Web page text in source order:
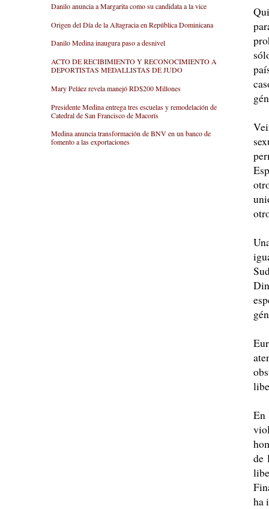
En
de
ha
Danilo anuncia a Margarita como su candidata a la vice
Origen del Día de la Altagracia en República Dominicana
Danilo Medina inaugura paso a desnivel
ACTO DE RECIBIMIENTO Y RECONOCIMIENTO A
DEPORTISTAS MEDALLISTAS DE JUDO
Mary Peláez revela manejó RD$200 Millones
Presidente Medina entrega tres escuelas y remodelación de
Catedral de San Francisco de Macorís
Medina anuncia transformación de BNV en un banco de
fomento a las exportaciones